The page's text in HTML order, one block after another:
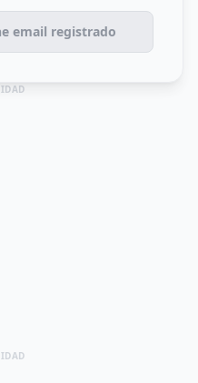
email registrado